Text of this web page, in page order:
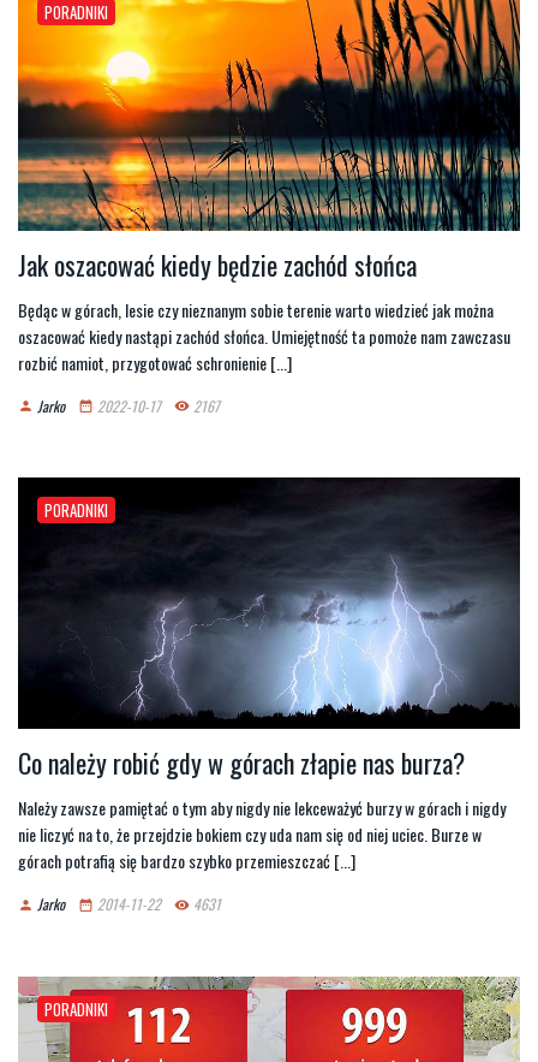
PORADNIKI
Jak oszacować kiedy będzie zachód słońca
Będąc w górach, lesie czy nieznanym sobie terenie warto wiedzieć jak można
oszacować kiedy nastąpi zachód słońca. Umiejętność ta pomoże nam zawczasu
rozbić namiot, przygotować schronienie [...]
person Jarko date_range 2022-10-17 remove_red_eye 2167
PORADNIKI
Co należy robić gdy w górach złapie nas burza?
Należy zawsze pamiętać o tym aby nigdy nie lekceważyć burzy w górach i nigdy
nie liczyć na to, że przejdzie bokiem czy uda nam się od niej uciec. Burze w
górach potrafią się bardzo szybko przemieszczać [...]
person Jarko date_range 2014-11-22 remove_red_eye 4631
PORADNIKI